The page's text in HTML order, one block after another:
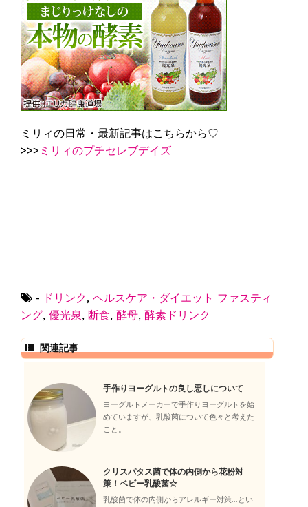
ミリィの日常・最新記事はこちらから♡
>>> ミリィのプチセレブデイズ
- ドリンク, ヘルスケア・ダイエット ファスティ
ング, 優光泉, 断食, 酵母, 酵素ドリンク
関連記事
手作りヨーグルトの良し悪しについて
ヨーグルトメーカーで手作りヨーグルトを始
めていますが、乳酸菌について色々と考えた
こと。
クリスパタス菌で体の内側から花粉対
策！ベビー乳酸菌☆
乳酸菌で体の内側からアレルギー対策…とい